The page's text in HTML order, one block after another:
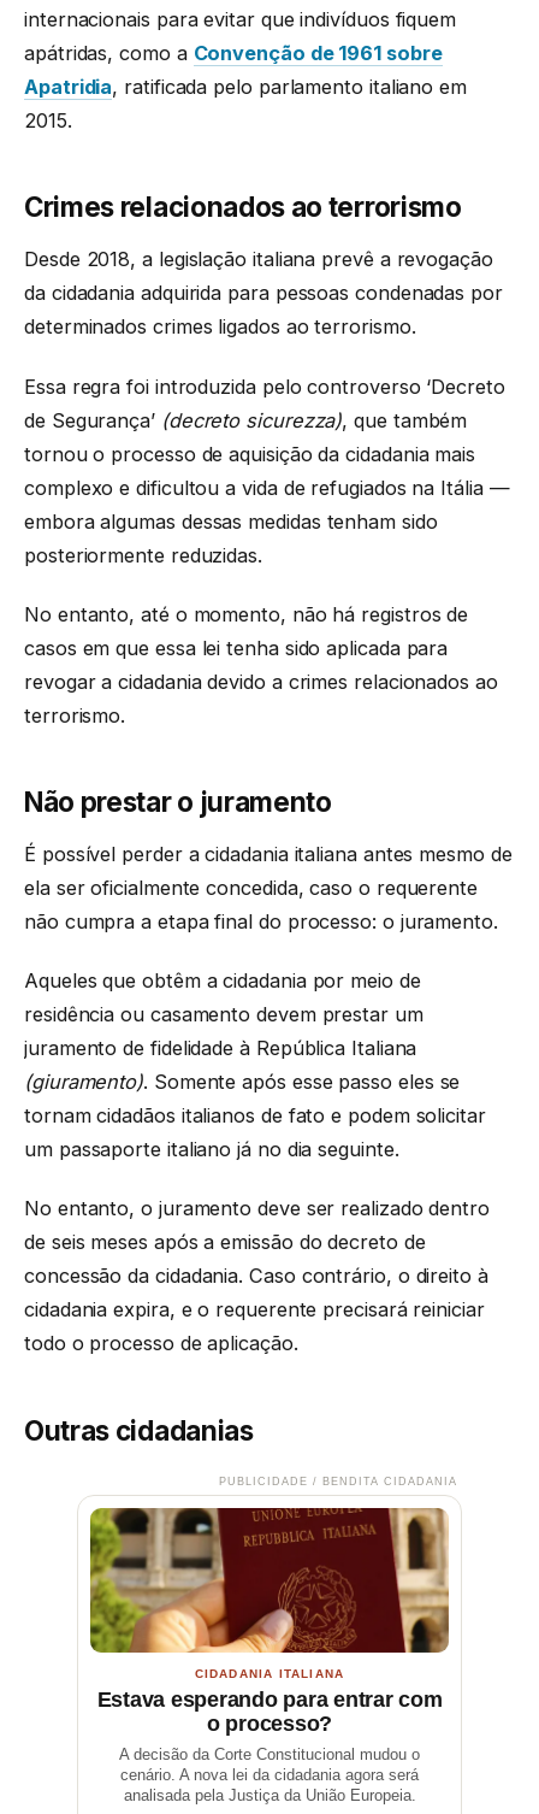
internacionais para evitar que indivíduos fiquem
apátridas, como a Convenção de 1961 sobre
Apatridia, ratificada pelo parlamento italiano em
2015.
Crimes relacionados ao terrorismo
Desde 2018, a legislação italiana prevê a revogação
da cidadania adquirida para pessoas condenadas por
determinados crimes ligados ao terrorismo.
Essa regra foi introduzida pelo controverso ‘Decreto
de Segurança’ (decreto sicurezza), que também
tornou o processo de aquisição da cidadania mais
complexo e dificultou a vida de refugiados na Itália —
embora algumas dessas medidas tenham sido
posteriormente reduzidas.
No entanto, até o momento, não há registros de
casos em que essa lei tenha sido aplicada para
revogar a cidadania devido a crimes relacionados ao
terrorismo.
Não prestar o juramento
É possível perder a cidadania italiana antes mesmo de
ela ser oficialmente concedida, caso o requerente
não cumpra a etapa final do processo: o juramento.
Aqueles que obtêm a cidadania por meio de
residência ou casamento devem prestar um
juramento de fidelidade à República Italiana
(giuramento). Somente após esse passo eles se
tornam cidadãos italianos de fato e podem solicitar
um passaporte italiano já no dia seguinte.
No entanto, o juramento deve ser realizado dentro
de seis meses após a emissão do decreto de
concessão da cidadania. Caso contrário, o direito à
cidadania expira, e o requerente precisará reiniciar
todo o processo de aplicação.
Outras cidadanias
PUBLICIDADE / BENDITA CIDADANIA
CIDADANIA ITALIANA
Estava esperando para entrar com
o processo?
A decisão da Corte Constitucional mudou o
cenário. A nova lei da cidadania agora será
analisada pela Justiça da União Europeia.